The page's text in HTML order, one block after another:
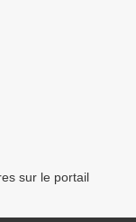
sur le portail